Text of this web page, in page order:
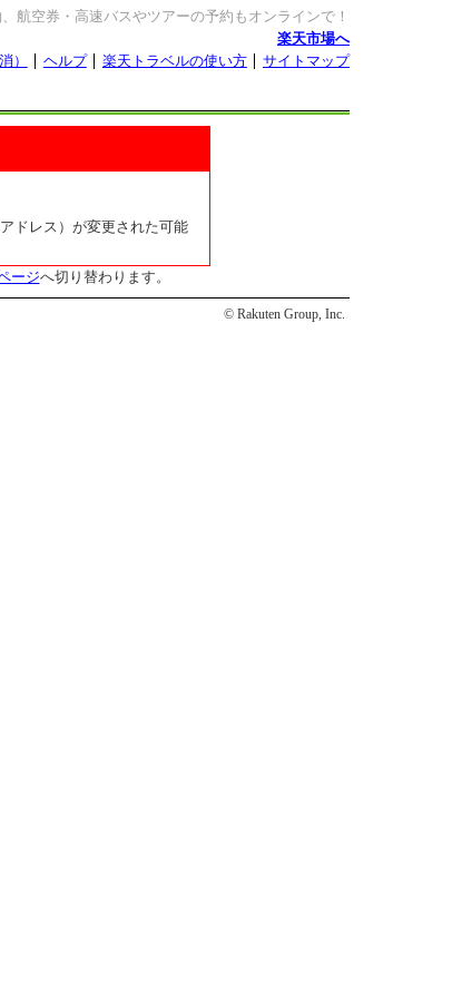
航空券・高速バスやツアーの予約もオンラインで！
楽天市場へ
）
ヘルプ 楽天トラベルの使い方 サイトマップ
ドレス）が変更された可能
ージへ切り替わります。
© Rakuten Group, Inc.